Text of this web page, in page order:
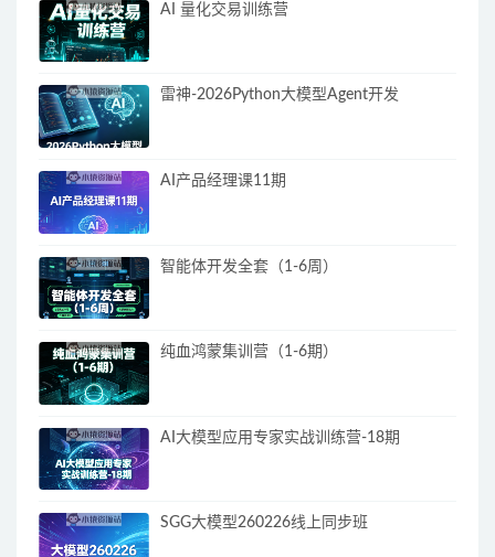
AI 量化交易训练营
雷神-2026Python大模型Agent开发
AI产品经理课11期
智能体开发全套（1-6周）
纯血鸿蒙集训营（1-6期）
AI大模型应用专家实战训练营-18期
SGG大模型260226线上同步班